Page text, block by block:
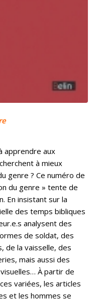
apprendre aux
à mieux
genre ? Ce numéro de
du genre » tente de
En insistant sur la
des temps bibliques
analysent des
de soldat, des
de la vaisselle, des
mais aussi des
À partir de
variées, les articles
et les hommes se